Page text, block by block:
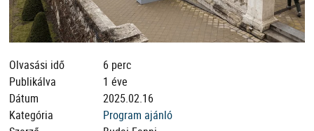
Olvasási idő
6 perc
Publikálva
1 éve
Dátum
2025.02.16
Kategória
Program ajánló